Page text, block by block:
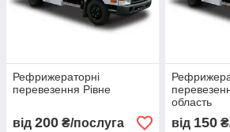
Рефрижераторні
перевезення Рівне
від 200 ₴/послуга
область
від 150